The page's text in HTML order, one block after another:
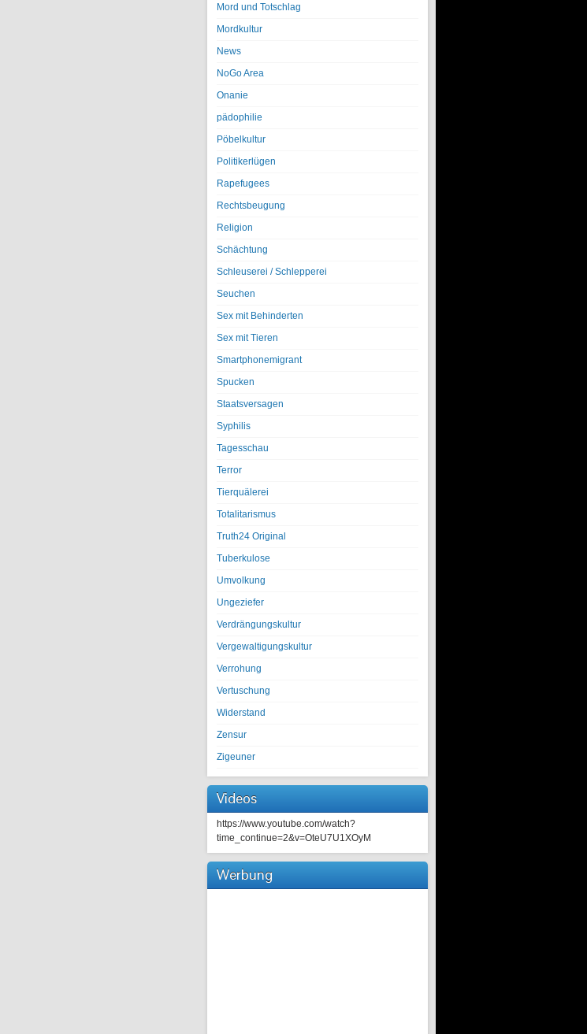
Mord und Totschlag
Mordkultur
News
NoGo Area
Onanie
pädophilie
Pöbelkultur
Politikerlügen
Rapefugees
Rechtsbeugung
Religion
Schächtung
Schleuserei / Schlepperei
Seuchen
Sex mit Behinderten
Sex mit Tieren
Smartphonemigrant
Spucken
Staatsversagen
Syphilis
Tagesschau
Terror
Tierquälerei
Totalitarismus
Truth24 Original
Tuberkulose
Umvolkung
Ungeziefer
Verdrängungskultur
Vergewaltigungskultur
Verrohung
Vertuschung
Widerstand
Zensur
Zigeuner
Videos
https://www.youtube.com/watch?
time_continue=2&v=OteU7U1XOyM
Werbung